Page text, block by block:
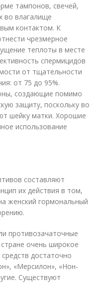
тампонов, свечей,
во влагалище
контактом. К
чрезмерное
теплоты в месте
спермицидов
от тщательности
от 75 до 95%.
создающие помимо
защиту, поскольку во
шейку матки. Хорошие
использование
составляют
их действия в том,
женский гормональный
противозачаточные
очень широкое
достаточно
«Мерсилон», «Нон-
Существуют